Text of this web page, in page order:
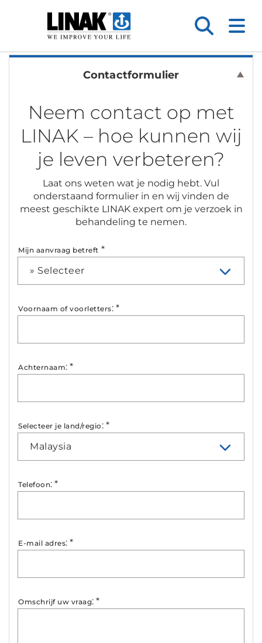
Contactformulier
Neem contact op met
LINAK – hoe kunnen wij
je leven verbeteren?
Laat ons weten wat je nodig hebt. Vul
onderstaand formulier in en wij vinden de
meest geschikte LINAK expert om je verzoek in
behandeling te nemen.
Mijn aanvraag betreft *
» Selecteer
Voornaam of voorletters: *
Achternaam: *
Selecteer je land/regio : *
Malaysia
Telefoon: *
E-mail adres: *
Omschrijf uw vraag: *